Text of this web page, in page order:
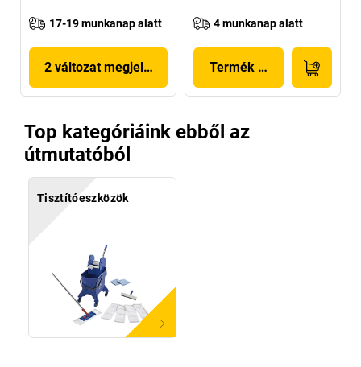
17-19 munkanap alatt
2 változat megjelenítése
4 munkanap alatt
Termék megjelenítése
Top kategóriáink ebből az
útmutatóból
Tisztítóeszközök